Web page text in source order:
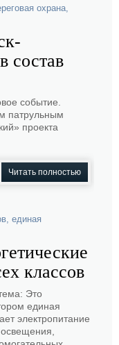
охрана,
состав
событие.
патрульным
проекта
Читать полностью
, единая
классов
Это
единая
электропитание